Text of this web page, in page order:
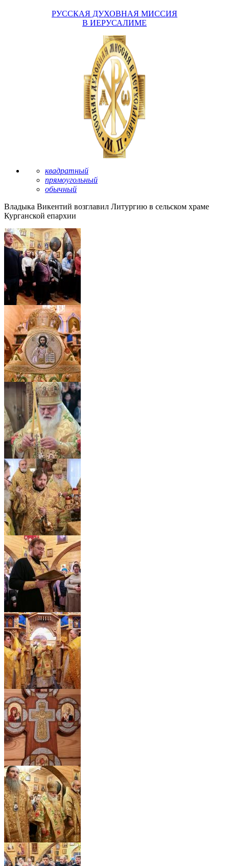
РУССКАЯ ДУХОВНАЯ МИССИЯ
В ИЕРУСАЛИМЕ
квадратный
прямоугольный
обычный
Владыка Викентий возглавил Литургию в сельском храме
Курганской епархии